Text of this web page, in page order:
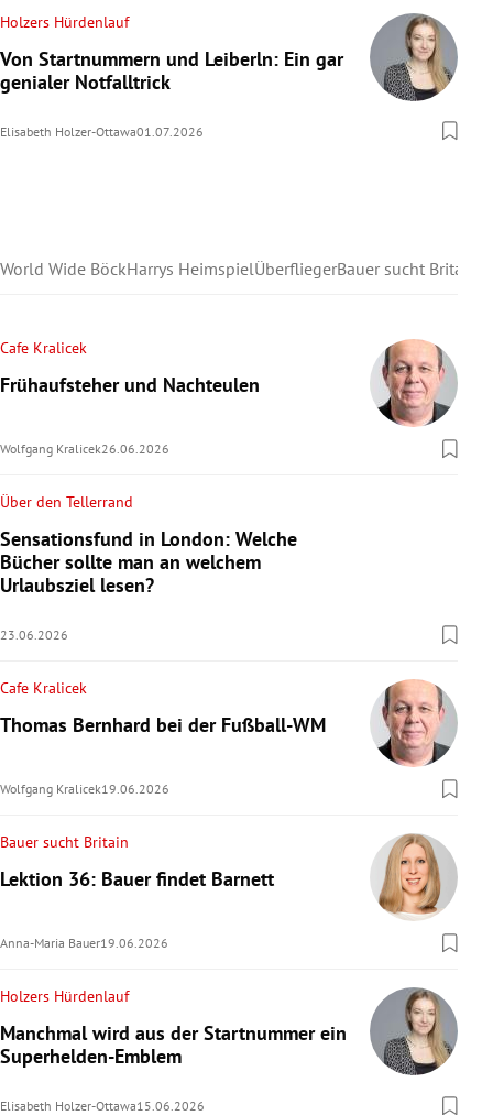
Holzers Hürdenlauf
Von Startnummern und Leiberln: Ein gar
genialer Notfalltrick
Elisabeth Holzer-Ottawa01.07.2026
World Wide BöckHarrys HeimspielÜberfliegerBauer sucht Britain
Cafe Kralicek
Frühaufsteher und Nachteulen
Wolfgang Kralicek26.06.2026
Über den Tellerrand
Sensationsfund in London: Welche
Bücher sollte man an welchem
Urlaubsziel lesen?
23.06.2026
Cafe Kralicek
Thomas Bernhard bei der Fußball-WM
Wolfgang Kralicek19.06.2026
Bauer sucht Britain
Lektion 36: Bauer findet Barnett
Anna-Maria Bauer19.06.2026
Holzers Hürdenlauf
Manchmal wird aus der Startnummer ein
Superhelden-Emblem
Elisabeth Holzer-Ottawa15.06.2026